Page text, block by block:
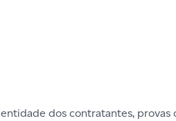
dos contratantes,